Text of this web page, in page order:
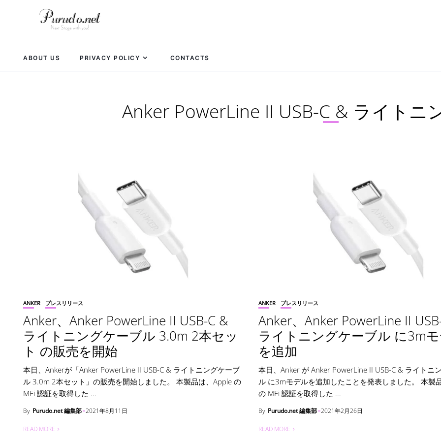
ABOUT US PRIVACY POLICY CONTACTS
Anker PowerLine II USB-C & ライトニ
ANKER プレスリリース
Anker、Anker PowerLine II USB-C &
ライトニングケーブル 3.0m 2本セッ
ト の販売を開始
本日、Ankerが「Anker PowerLine II USB-C & ライトニングケーブ
ル 3.0m 2本セット」の販売を開始しました。 本製品は、Apple の
MFi 認証を取得した ...
By Purudo.net 編集部 2021年8月11日
READ MORE
ANKER プレスリリース
Anker、Anker PowerLine II
ライトニングケーブル に3m
を追加
本日、Anker が Anker PowerLine II USB-C & ライトニ
ル に3mモデルを追加したことを発表しました。 本製
の MFi 認証を取得した ...
By Purudo.net 編集部 2021年2月26日
READ MORE